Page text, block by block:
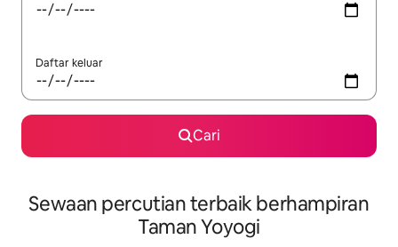
Daftar keluar
Cari
Sewaan percutian terbaik berhampiran
Taman Yoyogi